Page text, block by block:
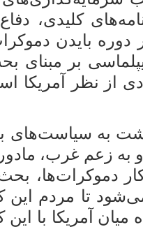
کلیدی،
دوره بایدن
بر مبنای
از نظر
به سیاست‌های
به زعم غرب،
دموکرات‌ها،
تا مردم
آمریکا با